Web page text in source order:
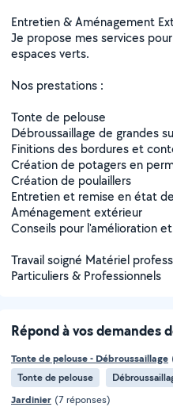
Entretien & Aménagement
Je propose mes services
espaces verts.
Nos prestations :
Tonte de pelouse
Débroussaillage de grandes
Finitions des bordures et
Création de potagers en
Création de poulaillers
Entretien et remise en état
Aménagement extérieur
Conseils pour l'amélioration
Travail soigné Matériel
Particuliers & Professionnels
Répond à vos demandes
Tonte de pelouse - Débroussaillage
Tonte de pelouse
Jardinier (7 réponses)